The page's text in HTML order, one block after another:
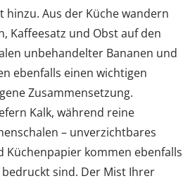
hinzu. Aus der Küche wandern
Kaffeesatz und Obst auf den
unbehandelter Bananen und
ebenfalls einen wichtigen
Zusammensetzung.
Kalk, während reine
– unverzichtbares
Küchenpapier kommen ebenfalls
sind. Der Mist Ihrer